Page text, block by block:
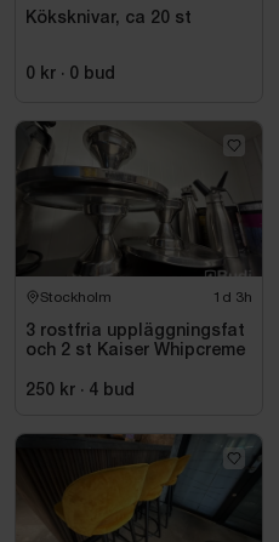
Köksknivar, ca 20 st
0 kr · 0 bud
Stockholm 1d 3h
3 rostfria uppläggningsfat
och 2 st Kaiser Whipcreme
250 kr · 4 bud